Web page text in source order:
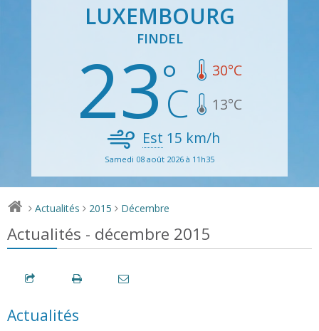
LUXEMBOURG
FINDEL
23 30°C
13°C
Est 15 km/h
Samedi 08 août 2026 à 11h35
> Actualités > 2015 > Décembre
Actualités - décembre 2015
Actualités